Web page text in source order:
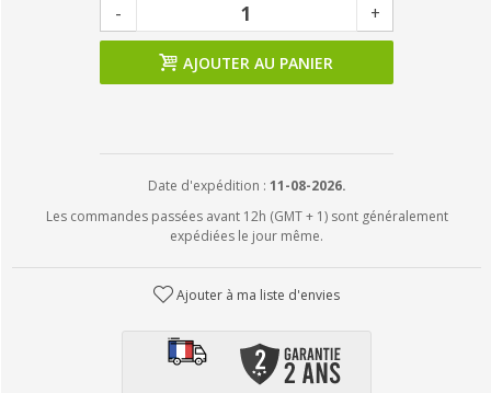
- +
AJOUTER AU PANIER
Date d'expédition : 11-08-2026.
Les commandes passées avant 12h (GMT + 1) sont généralement
expédiées le jour même.
Ajouter à ma liste d'envies